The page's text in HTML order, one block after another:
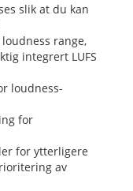
slik at du kan
range,
integrert LUFS
loudness-
for
for ytterligere
av